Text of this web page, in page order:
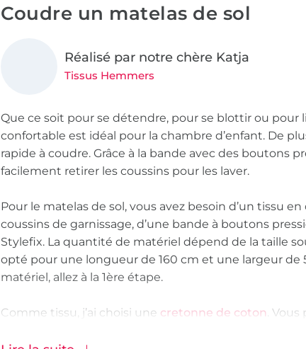
Coudre un matelas de sol
Réalisé par notre chère Katja
Tissus Hemmers
Que ce soit pour se détendre, pour se blottir ou pour
confortable est idéal pour la chambre d’enfant. De
rapide à coudre. Grâce à la bande avec des boutons
facilement retirer les coussins pour les laver.
Pour le matelas de sol, vous avez besoin d’un tissu
coussins de garnissage, d’une bande à boutons
Stylefix. La quantité de matériel dépend de la taille
opté pour une longueur de 160 cm et une largeur de
matériel, allez à la 1ère étape.
Comme tissu, j’ai choisi une cretonne de coton .